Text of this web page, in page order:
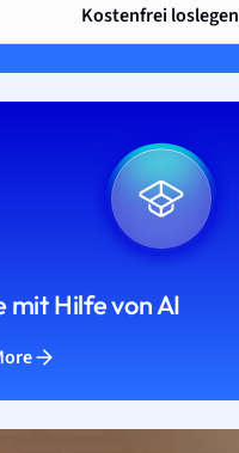
Kostenfrei loslegen
mit Hilfe von AI